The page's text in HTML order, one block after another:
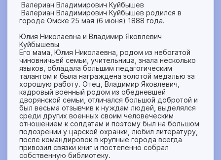
Валериан Владимирович Куйбышев
Валериан Владимирович Куйбышев родился в
городе Омске 25 мая (6 июня) 1888 года.
Юлия Николаевна и Владимир Яковлевич
Куйбышевы
Его мама, Юлия Николаевна, родом из небогатой
чиновничьей семьи, учительница, знала несколько
языков, обладала большим педагогическим
талантом и была награждена золотой медалью за
хорошую работу. Отец, Владимир Яковлевич,
кадровый военный родом из обедневшей
дворянской семьи, отличался большой добротой и
был весьма отзывчив к нуждам людей, выделялся
среди других военных своим человеческим
отношением к солдатам и поэтому был на большом
подозрении у царской охранки, любил литературу,
после командировок в крупные города всегда
привозил связки книг и постепенно собрал
собственную библиотеку.